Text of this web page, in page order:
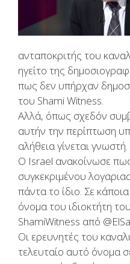
ανταποκριτής του
ηγείτο της
πως δεν υπήρχαν
του Shami Witness.
Αλλά, όπως σχεδόν
αυτήν την περίπτωση
αλήθεια γίνεται γνωστή.
Ο Israel ανακοίνωσε
συγκεκριμένου
πάντα το ίδιο. Σε
όνομα του ιδιοκτήτη
ShamiWitness από
Οι ερευνητές του
τελευταίο αυτό όνομα